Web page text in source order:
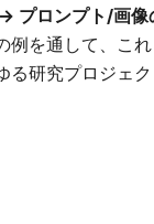
プロンプト/画
例を通して、こ
る研究プロジェ